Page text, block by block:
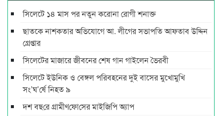
সিলেটে ১৪ মাস পর নতুন করোনা রোগী শনাক্ত
ছাতকে নাশকতার অভিযোগে আ. লীগের সভাপ‌তি আফতাব উদ্দিন
গ্রেপ্তার
সিলেটের মাজারে জীবনের শেষ গান গাইলেন ভৈরবী
সিলেটে ইউনিক ও বেঙ্গল পরিবহনের দুই বাসের মুখোমুখি
সং’ঘ’র্ষে নিহত ৯
দশ বছ‌রে গ্রামীণ‌ফো‌সের মাইজিপি অ্যাপ